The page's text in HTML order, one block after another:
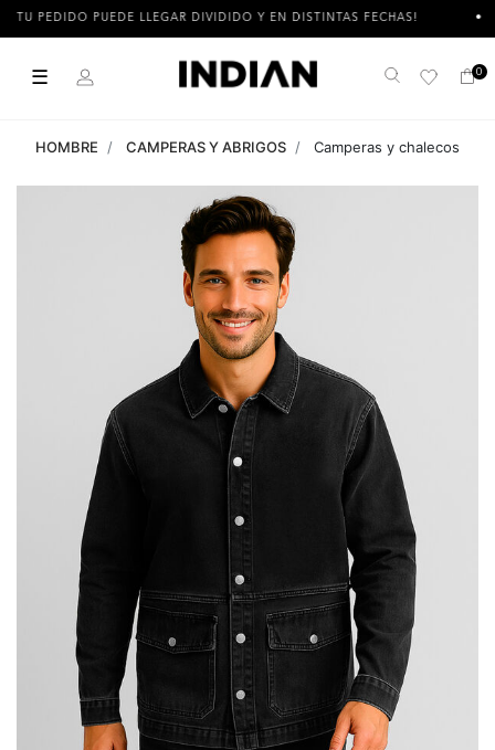
PEDIDO PUEDE LLEGAR DIVIDIDO Y EN DISTINTAS FECHAS!
☰ Buscar 0
HOMBRE CAMPERAS Y ABRIGOS Camperas y chalecos